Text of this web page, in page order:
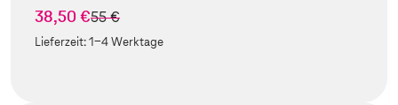
38,50 €statt
55 €
Lieferzeit:1-4 Werktage